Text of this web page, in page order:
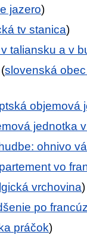
jazero)
tv stanica)
taliansku a v
slovenská
objemová
jednotka
ohnivo
vo
vrchovina)
po
práčok)